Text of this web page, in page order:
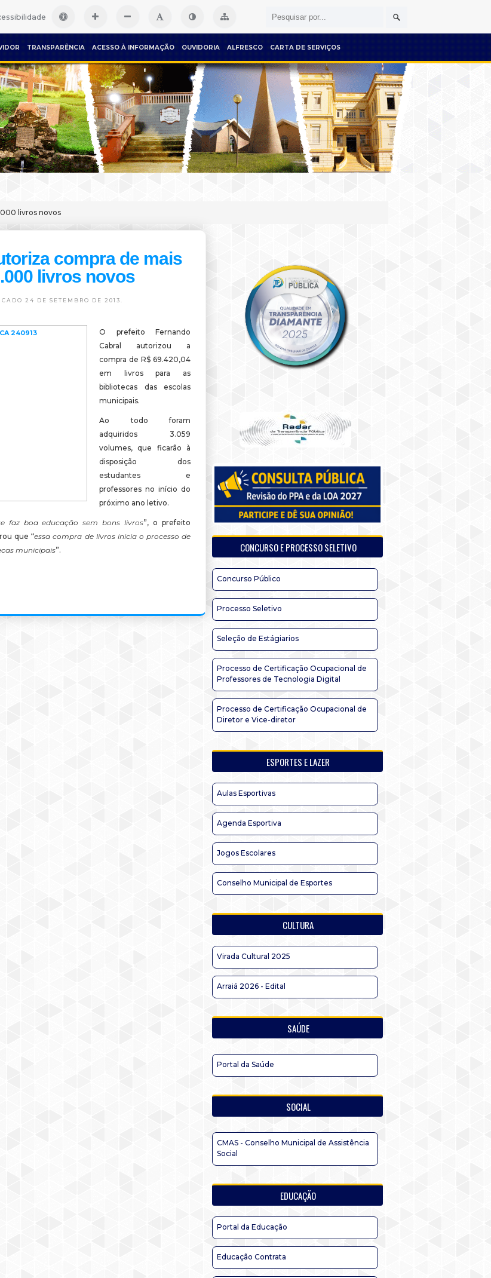
TRANSPARÊNCIA ACESSO À INFORMAÇÃO OUVIDORIA ALFRESCO CARTA DE SERVIÇOS
livros novos
compra de mais
livros novos
24 DE SETEMBRO DE 2013.
O prefeito Fernando
Cabral autorizou a
compra de R$ 69.420,04
em livros para as
bibliotecas das escolas
municipais.
Ao todo foram
adquiridos 3.059
volumes, que ficarão à
disposição dos
estudantes e
professores no início do
próximo ano letivo.
faz boa educação sem bons livros”, o prefeito
que “essa compra de livros inicia o processo de
municipais”. CONCURSO E PROCESSO SELETIVO
Concurso Público
Processo Seletivo
Seleção de Estágiarios
Processo de Certificação Ocupacional de
Professores de Tecnologia Digital
Processo de Certificação Ocupacional de
Diretor e Vice-diretor
ESPORTES E LAZER
Aulas Esportivas
Agenda Esportiva
Jogos Escolares
Conselho Municipal de Esportes
CULTURA
Virada Cultural 2025
Arraiá 2026 - Edital
SAÚDE
Portal da Saúde
SOCIAL
CMAS - Conselho Municipal de Assistência
Social
EDUCAÇÃO
Portal da Educação
Educação Contrata